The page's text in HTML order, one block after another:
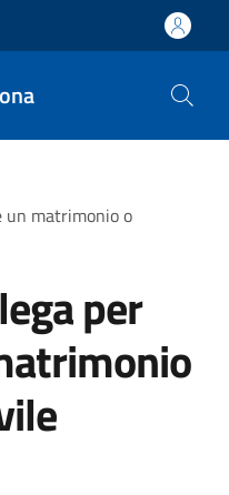
un matrimonio o
per